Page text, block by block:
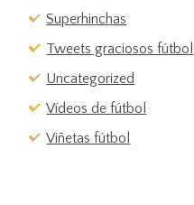
Superhinchas
Tweets graciosos fútbol
Uncategorized
Vídeos de fútbol
Viñetas fútbol